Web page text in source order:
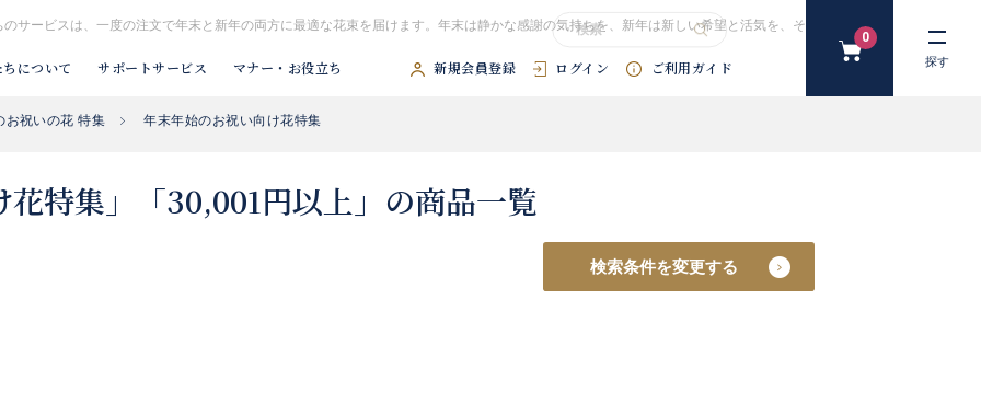
サービスは、一度の注文で年末と新年の両方に最適な花束を届けます。年末は静かな感謝の気持ちを、新年は新しい希望と活気を、それぞれのアレンジメントで
について サポートサービス マナー・お役立ち 新規会員登録 ログイン ご利用ガイド
カ
0
探す
#胡蝶蘭 #スタンド花 #祝アレンジ #観葉植物
お祝いの花 特集 年末年始のお祝い向け花特集
花特集」「30,001円以上」の商品一覧
検索条件を変更する